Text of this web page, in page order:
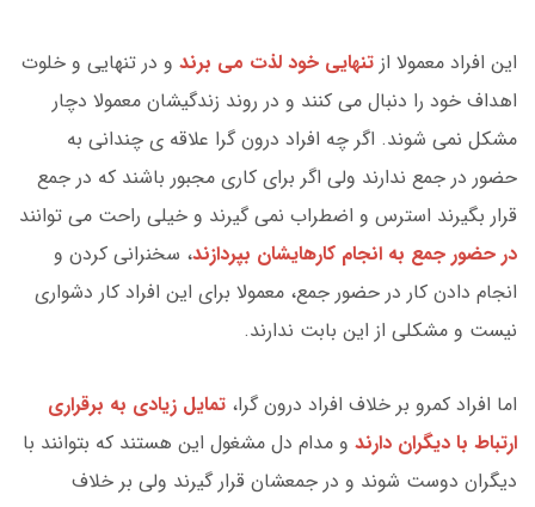
این افراد معمولا از تنهایی خود لذت می برند و در تنهایی و خلوت
اهداف خود را دنبال می کنند و در روند زندگیشان معمولا دچار
مشکل نمی شوند. اگر چه افراد درون گرا علاقه ی چندانی به
حضور در جمع ندارند ولی اگر برای کاری مجبور باشند که در جمع
قرار بگیرند استرس و اضطراب نمی گیرند و خیلی راحت می توانند
در حضور جمع به انجام کارهایشان بپردازند، سخنرانی کردن و
انجام دادن کار در حضور جمع، معمولا برای این افراد کار دشواری
نیست و مشکلی از این بابت ندارند.
اما افراد کمرو بر خلاف افراد درون گرا، تمایل زیادی به برقراری
ارتباط با دیگران دارند و مدام دل مشغول این هستند که بتوانند با
دیگران دوست شوند و در جمعشان قرار گیرند ولی بر خلاف